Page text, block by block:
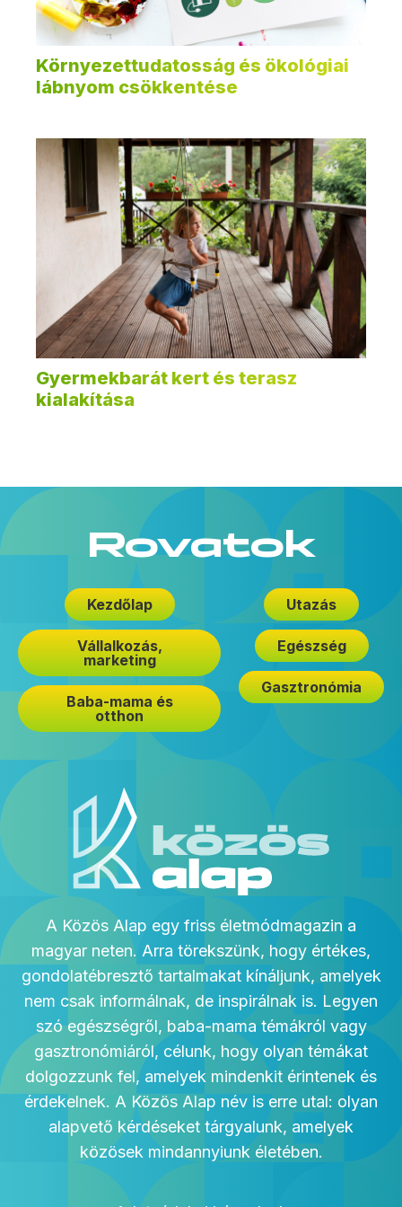
Környezettudatosság és ökológiai
lábnyom csökkentése
Gyermekbarát kert és terasz
kialakítása
Rovatok
Kezdőlap
Vállalkozás,
marketing
Baba-mama és
otthon
Utazás
Egészség
Gasztronómia
A Közös Alap egy friss életmódmagazin a
magyar neten. Arra törekszünk, hogy értékes,
gondolatébresztő tartalmakat kínáljunk, amelyek
nem csak informálnak, de inspirálnak is. Legyen
szó egészségről, baba-mama témákról vagy
gasztronómiáról, célunk, hogy olyan témákat
dolgozzunk fel, amelyek mindenkit érintenek és
érdekelnek. A Közös Alap név is erre utal: olyan
alapvető kérdéseket tárgyalunk, amelyek
közösek mindannyiunk életében.